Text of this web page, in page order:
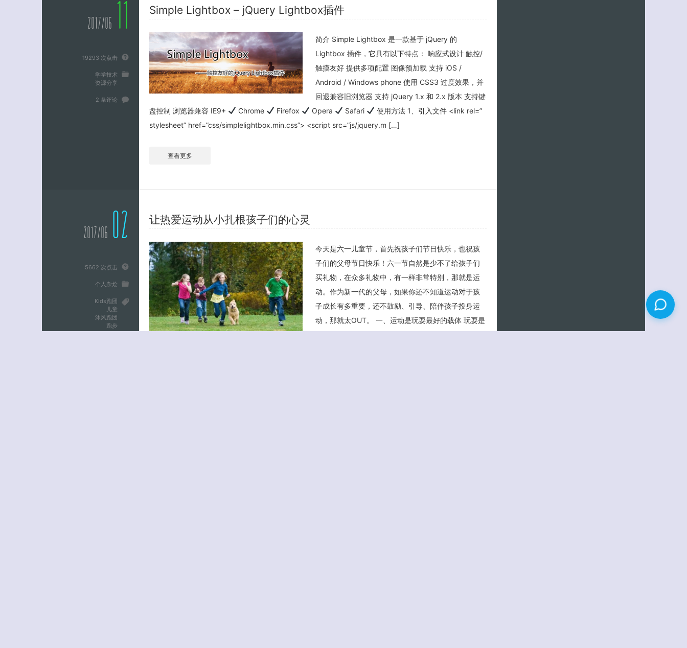
Simple Lightbox – jQuery Lightbox插件
简介 Simple Lightbox 是一款基于 jQuery 的
Lightbox 插件，它具有以下特点： 响应式设计 触控/
触摸友好 提供多项配置 图像预加载 支持 iOS /
Android / Windows phone 使用 CSS3 过度效果，并
回退兼容旧浏览器 支持 jQuery 1.x 和 2.x 版本 支持键
盘控制 浏览器兼容 IE9+
Chrome Firefox Opera Safari
使用方法 1、引入文件 <link rel=”
stylesheet” href=”css/simplelightbox.min.css”> <script src=”js/jquery.m […]
查看更多
2017/06 11
19293 次点击
学学技术
资源分享
2 条评论
让热爱运动从小扎根孩子们的心灵
今天是六一儿童节，首先祝孩子们节日快乐，也祝孩
子们的父母节日快乐！六一节自然是少不了给孩子们
买礼物，在众多礼物中，有一样非常特别，那就是运
动。作为新一代的父母，如果你还不知道运动对于孩
子成长有多重要，还不鼓励、引导、陪伴孩子投身运
动，那就太OUT。 一、运动是玩耍最好的载体 玩耍是
2017/06 02
5662 次点击
个人杂烩
Kids跑团
儿童
沐风跑团
跑步